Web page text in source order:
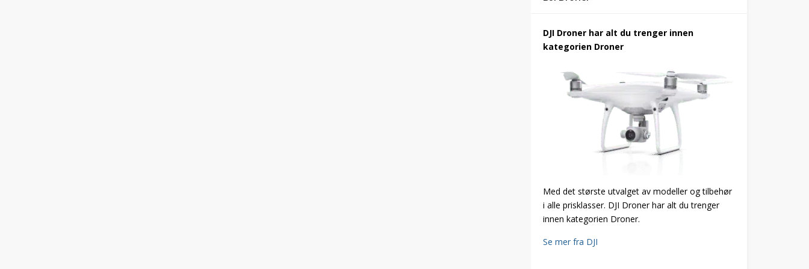
DJI Droner har alt du trenger innen
kategorien Droner
Med det største utvalget av modeller og tilbehør
i alle prisklasser. DJI Droner har alt du trenger
innen kategorien Droner.
Se mer fra DJI